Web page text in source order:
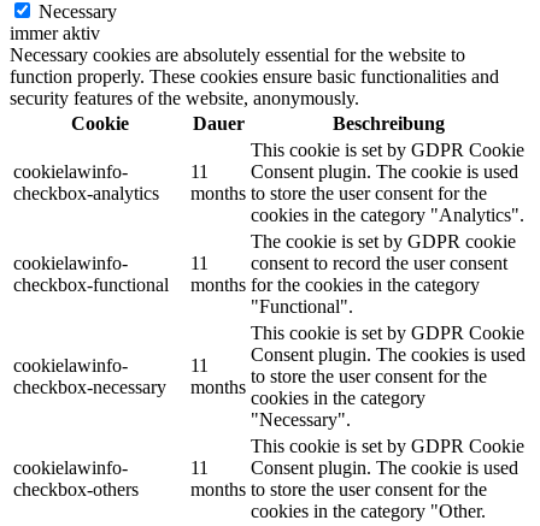
Necessary
immer aktiv
Necessary cookies are absolutely essential for the website to
function properly. These cookies ensure basic functionalities and
security features of the website, anonymously.
Cookie
Dauer Beschreibung
cookielawinfo-
checkbox-analytics
11
months
This cookie is set by GDPR Cookie
Consent plugin. The cookie is used
to store the user consent for the
cookies in the category "Analytics".
cookielawinfo-
checkbox-functional
11
months
The cookie is set by GDPR cookie
consent to record the user consent
for the cookies in the category
"Functional".
cookielawinfo-
checkbox-necessary
11
months
This cookie is set by GDPR Cookie
Consent plugin. The cookies is used
to store the user consent for the
cookies in the category
"Necessary".
cookielawinfo-
checkbox-others
11
months
This cookie is set by GDPR Cookie
Consent plugin. The cookie is used
to store the user consent for the
cookies in the category "Other.